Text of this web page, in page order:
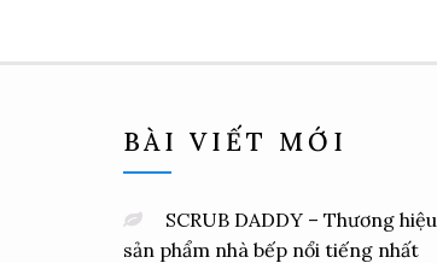
BÀI VIẾT MỚI
SCRUB DADDY – Thương hiệu
sản phẩm nhà bếp nổi tiếng nhất